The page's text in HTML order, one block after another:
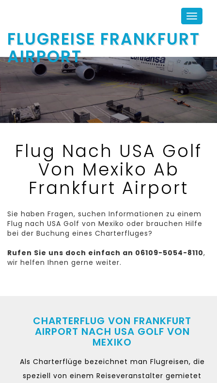
Toggle
FLUGREISE FRANKFURT
AIRPORT
Flug Nach USA Golf
Von Mexiko Ab
Frankfurt Airport
Sie haben Fragen, suchen Informationen zu einem
Flug nach USA Golf von Mexiko oder brauchen Hilfe
bei der Buchung eines Charterfluges?
Rufen Sie uns doch einfach an 06109-5054-8110,
wir helfen Ihnen gerne weiter.
CHARTERFLUG VON FRANKFURT
AIRPORT NACH USA GOLF VON
MEXIKO
Als Charterflüge bezeichnet man Flugreisen, die
speziell von einem Reiseveranstalter gemietet